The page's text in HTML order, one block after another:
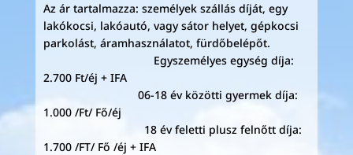
Az ár tartalmazza: személyek szállás díját, egy
lakókocsi, lakóautó, vagy sátor helyet, gépkocsi
parkolást, áramhasználatot, fürdőbelépőt.
Egyszemélyes egység díja:
2.700 Ft/éj + IFA
06-18 év közötti gyermek díja:
1.000 /Ft/ Fő/éj
18 év feletti plusz felnőtt díja:
1.700 /FT/ Fő /éj + IFA